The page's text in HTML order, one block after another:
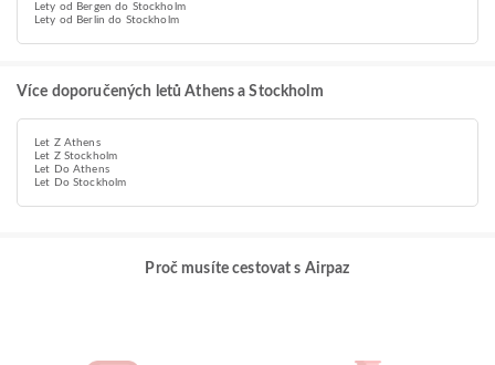
Lety od Bergen do Stockholm
Lety od Berlin do Stockholm
Více doporučených letů Athens a Stockholm
Let Z Athens
Let Z Stockholm
Let Do Athens
Let Do Stockholm
Proč musíte cestovat s Airpaz